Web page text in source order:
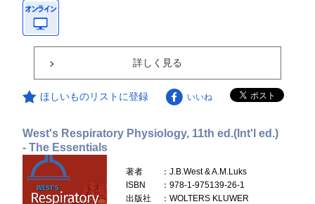
詳しく見る
ほしいものリストに登録 いいね
West's Respiratory Physiology, 11th ed.(Int'l ed.)
- The Essentials
著者
：J.B.West & A.M.Luks
ISBN
：978-1-975139-26-1
出版社
：WOLTERS KLUWER